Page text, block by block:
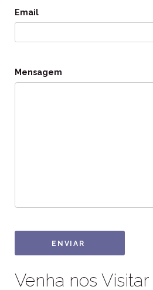
Email
Mensagem
ENVIAR
Venha nos Visitar